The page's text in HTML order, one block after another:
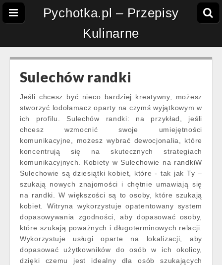
Pychotka.pl – Przepisy
Kulinarne
Sulechów randki
Jeśli chcesz być nieco bardziej kreatywny, możesz
stworzyć lodołamacz oparty na czymś wyjątkowym w
ich profilu. Sulechów randki: na przykład, jeśli
chcesz wzmocnić swoje umiejętności
komunikacyjne, możesz wybrać dewocjonalia, które
koncentrują się na skutecznych strategiach
komunikacyjnych. Kobiety w Sulechowie na randkiW
Sulechowie są dziesiątki kobiet, które - tak jak Ty –
szukają nowych znajomości i chętnie umawiają się
na randki. W większości są to osoby, które szukają
kobiet. Witryna wykorzystuje opatentowany system
dopasowywania zgodności, aby dopasować osoby,
które szukają poważnych i długoterminowych relacji.
Wykorzystuje usługi oparte na lokalizacji, aby
dopasować użytkowników do osób w ich okolicy,
dzięki czemu jest idealny dla osób szukających